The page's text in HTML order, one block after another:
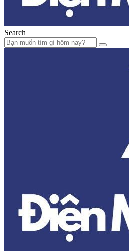
Search